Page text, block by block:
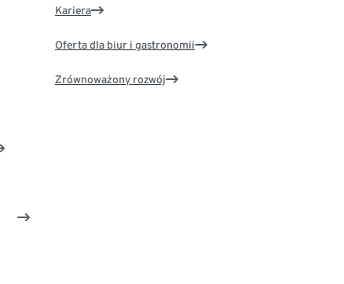
Kariera
Oferta dla biur i gastronomii
Zrównoważony rozwój